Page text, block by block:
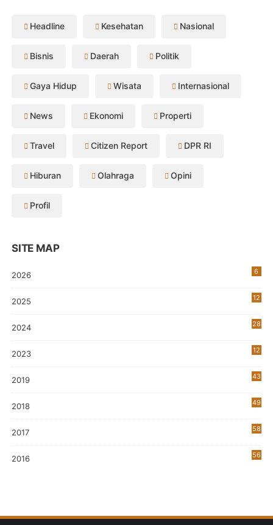
Headline Kesehatan Nasional
Bisnis Daerah Politik
Gaya Hidup Wisata Internasional
News Ekonomi Properti
Travel Citizen Report DPR RI
Hiburan Olahraga Opini
Profil
SITE MAP
2026 6
2025 12
2024 28
2023
12
2019
43
2018 49
2017 58
2016 56